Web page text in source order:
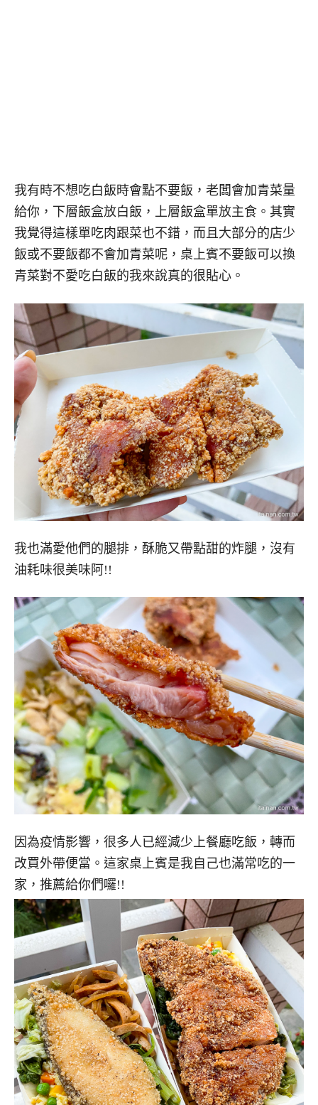
我有時不想吃白飯時會點不要飯，老闆會加青菜量
給你，下層飯盒放白飯，上層飯盒單放主食。其實
我覺得這樣單吃肉跟菜也不錯，而且大部分的店少
飯或不要飯都不會加青菜呢，桌上賓不要飯可以換
青菜對不愛吃白飯的我來說真的很貼心。
我也滿愛他們的腿排，酥脆又帶點甜的炸腿，沒有
油耗味很美味阿!!
因為疫情影響，很多人已經減少上餐廳吃飯，轉而
改買外帶便當。這家桌上賓是我自己也滿常吃的一
家，推薦給你們囉!!